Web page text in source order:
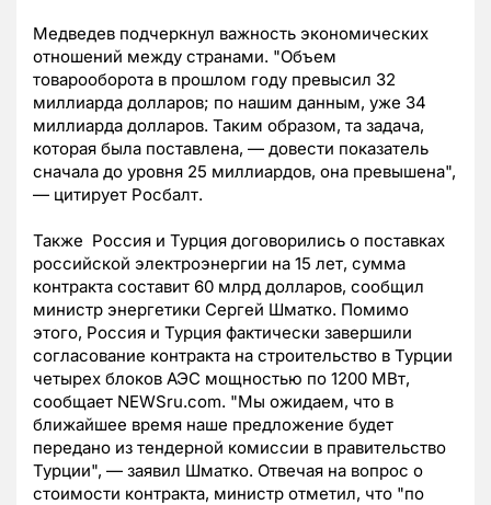
Медведев подчеркнул важность экономических
отношений между странами. "Объем
товарооборота в прошлом году превысил 32
миллиарда долларов; по нашим данным, уже 34
миллиарда долларов. Таким образом, та задача,
которая была поставлена, — довести показатель
сначала до уровня 25 миллиардов, она превышена",
— цитирует Росбалт.
Также Россия и Турция договорились о поставках
российской электроэнергии на 15 лет, сумма
контракта составит 60 млрд долларов, сообщил
министр энергетики Сергей Шматко. Помимо
этого, Россия и Турция фактически завершили
согласование контракта на строительство в Турции
четырех блоков АЭС мощностью по 1200 МВт,
сообщает NEWSru.com. "Мы ожидаем, что в
ближайшее время наше предложение будет
передано из тендерной комиссии в правительство
Турции", — заявил Шматко. Отвечая на вопрос о
стоимости контракта, министр отметил, что "по